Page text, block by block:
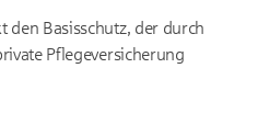
den Basisschutz, der durch
Pflegeversicherung